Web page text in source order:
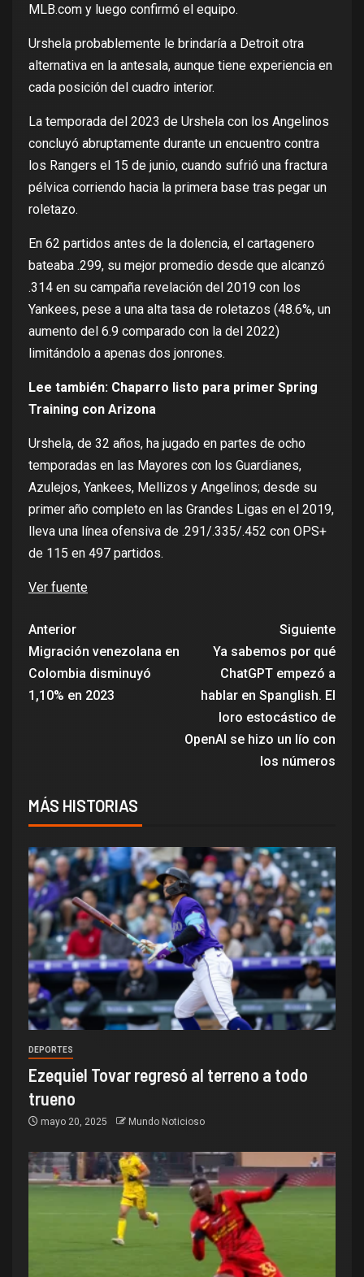
MLB.com y luego confirmó el equipo.
Urshela probablemente le brindaría a Detroit otra
alternativa en la antesala, aunque tiene experiencia en
cada posición del cuadro interior.
La temporada del 2023 de Urshela con los Angelinos
concluyó abruptamente durante un encuentro contra
los Rangers el 15 de junio, cuando sufrió una fractura
pélvica corriendo hacia la primera base tras pegar un
roletazo.
En 62 partidos antes de la dolencia, el cartagenero
bateaba .299, su mejor promedio desde que alcanzó
.314 en su campaña revelación del 2019 con los
Yankees, pese a una alta tasa de roletazos (48.6%, un
aumento del 6.9 comparado con la del 2022)
limitándolo a apenas dos jonrones.
Lee también: Chaparro listo para primer Spring
Training con Arizona
Urshela, de 32 años, ha jugado en partes de ocho
temporadas en las Mayores con los Guardianes,
Azulejos, Yankees, Mellizos y Angelinos; desde su
primer año completo en las Grandes Ligas en el 2019,
lleva una línea ofensiva de .291/.335/.452 con OPS+
de 115 en 497 partidos.
Ver fuente
Anterior
Migración venezolana en
Colombia disminuyó
1,10% en 2023
Siguiente
Ya sabemos por qué
ChatGPT empezó a
hablar en Spanglish. El
loro estocástico de
OpenAI se hizo un lío con
los números
MÁS HISTORIAS
DEPORTES
Ezequiel Tovar regresó al terreno a todo
trueno
mayo 20, 2025 Mundo Noticioso